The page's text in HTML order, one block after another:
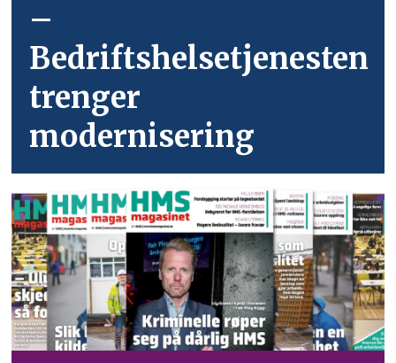
–
Bedriftshelsetjenesten
trenger
modernisering